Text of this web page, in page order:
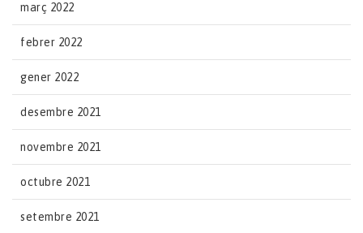
març 2022
febrer 2022
gener 2022
desembre 2021
novembre 2021
octubre 2021
setembre 2021